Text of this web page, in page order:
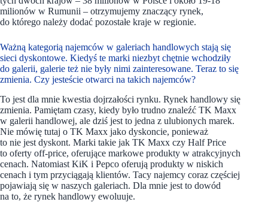
milionów w Rumunii – otrzymujemy znaczący rynek,
do którego należy dodać pozostałe kraje w regionie.
Ważną kategorią najemców w galeriach handlowych stają się
sieci dyskontowe. Kiedyś te marki niezbyt chętnie wchodziły
do galerii, galerie też nie były nimi zainteresowane. Teraz to się
zmienia. Czy jesteście otwarci na takich najemców?
To jest dla mnie kwestia dojrzałości rynku. Rynek handlowy się
zmienia. Pamiętam czasy, kiedy było trudno znaleźć TK Maxx
w galerii handlowej, ale dziś jest to jedna z ulubionych marek.
Nie mówię tutaj o TK Maxx jako dyskoncie, ponieważ
to nie jest dyskont. Marki takie jak TK Maxx czy Half Price
to oferty off-price, oferujące markowe produkty w atrakcyjnych
cenach. Natomiast KiK i Pepco oferują produkty w niskich
cenach i tym przyciągają klientów. Tacy najemcy coraz częściej
pojawiają się w naszych galeriach. Dla mnie jest to dowód
na to, że rynek handlowy ewoluuje.